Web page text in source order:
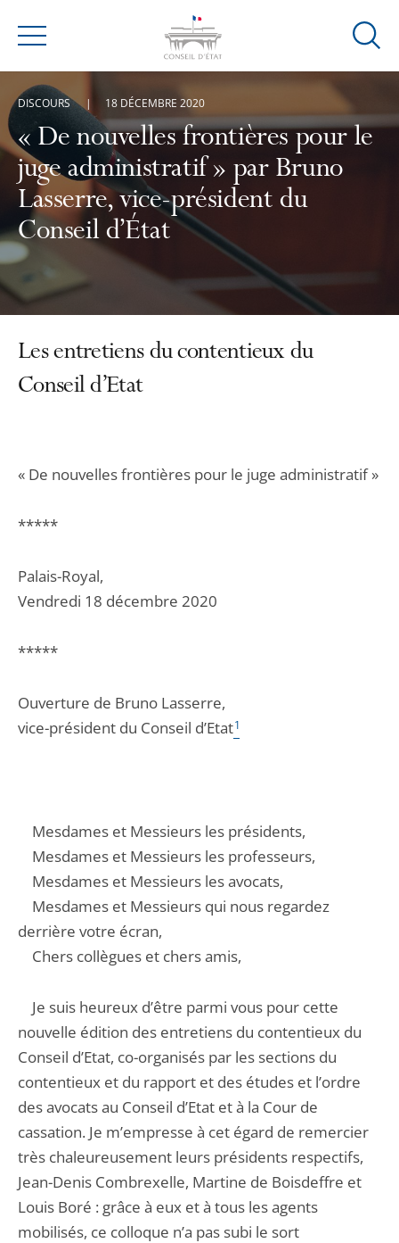
Menu
Ouvrir
« De nouvelles frontières pour le
juge administratif » par Bruno
Lasserre, vice-président du
Conseil d’État
DISCOURS 18 DÉCEMBRE 2020
Les entretiens du contentieux du
Conseil d’Etat
« De nouvelles frontières pour le juge administratif »
*****
Palais-Royal,
Vendredi 18 décembre 2020
*****
Ouverture de Bruno Lasserre,
vice-président du Conseil d’Etat1
Mesdames et Messieurs les présidents,
Mesdames et Messieurs les professeurs,
Mesdames et Messieurs les avocats,
Mesdames et Messieurs qui nous regardez
derrière votre écran,
Chers collègues et chers amis,
Je suis heureux d’être parmi vous pour cette
nouvelle édition des entretiens du contentieux du
Conseil d’Etat, co-organisés par les sections du
contentieux et du rapport et des études et l’ordre
des avocats au Conseil d’Etat et à la Cour de
cassation. Je m’empresse à cet égard de remercier
très chaleureusement leurs présidents respectifs,
Jean-Denis Combrexelle, Martine de Boisdeffre et
Louis Boré : grâce à eux et à tous les agents
mobilisés, ce colloque n’a pas subi le sort